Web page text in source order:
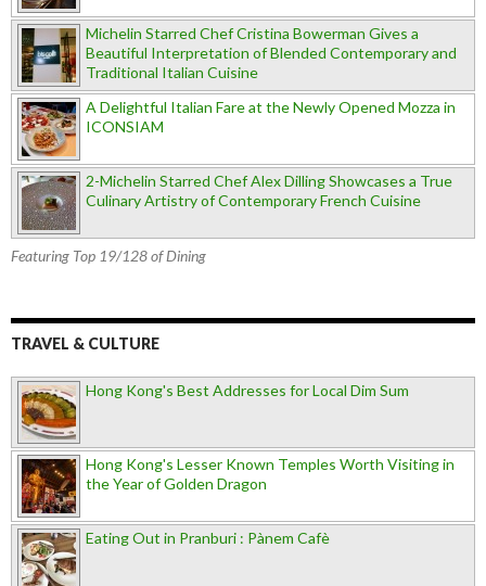
Michelin Starred Chef Cristina Bowerman Gives a
Beautiful Interpretation of Blended Contemporary and
Traditional Italian Cuisine
A Delightful Italian Fare at the Newly Opened Mozza in
ICONSIAM
2-Michelin Starred Chef Alex Dilling Showcases a True
Culinary Artistry of Contemporary French Cuisine
Featuring Top 19/128 of Dining
TRAVEL & CULTURE
Hong Kong's Best Addresses for Local Dim Sum
Hong Kong's Lesser Known Temples Worth Visiting in
the Year of Golden Dragon
Eating Out in Pranburi : Pànem Cafè